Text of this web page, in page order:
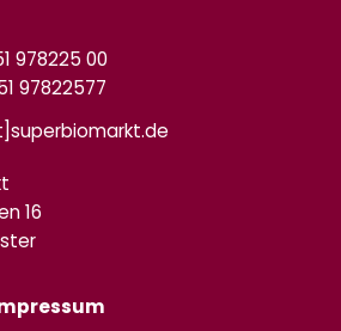
978225 00
97822577
16